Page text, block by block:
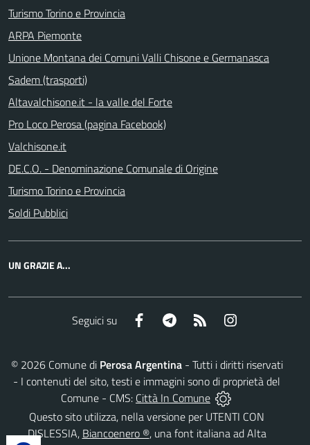
Turismo Torino e Provincia
ARPA Piemonte
Unione Montana dei Comuni Valli Chisone e Germanasca
Sadem (trasporti)
Altavalchisone.it - la valle del Forte
Pro Loco Perosa (pagina Facebook)
Valchisone.it
DE.C.O. - Denominazione Comunale di Origine
Turismo Torino e Provincia
Soldi Pubblici
UN GRAZIE A...
Seguici su Facebook Telegram RSS
© 2026Comune di Perosa Argentina- Tutti i diritti riservati
- I contenuti del sito, testi e immagini sono di proprietà del
Comune - CMS: Città In Comune
Questo sito utilizza, nella versione per UTENTI CON
DISLESSIA, Biancoenero ®, una font italiana ad Alta